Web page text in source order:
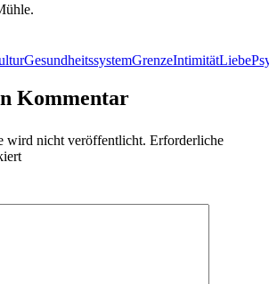
GesundheitssystemGrenzeIntimitätLiebe
Kommentar
wird nicht veröffentlicht. Erforderliche